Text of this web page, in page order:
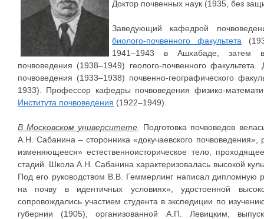
Доктор почвенных наук (1935, без
Заведующий кафедрой
биолого-почвенного факультета
1941–1943 в Ашхабаде, затем
почвоведения (1938–1949) геолого-почвенного
почвоведения (1933–1938) почвенно-географического
1933). Профессор кафедры почвоведения физико-
Института почвоведения (1922–1949).
В Московском университете . Подготовка почвоведов
А.Н. Сабанина – сторонника «докучаевского
изменяющееся» естественноисторическое тело,
стадий. Школа А.Н. Сабанина характеризовалась высокой
Под его руководством В.В. Геммерлинг написал дипломную
на почву в идентичных условиях», удостоенной
сопровождались участием студента в экспедиции по
губернии (1905), организованной А.П. Левицким,